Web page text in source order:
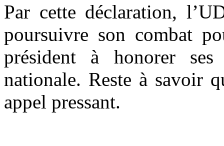
Par cette déclaration,
poursuivre son combat
président à honorer ses
nationale. Reste à savoir
appel pressant.